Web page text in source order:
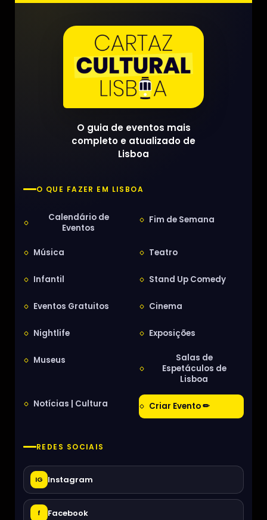
O guia de eventos mais
completo e atualizado de
Lisboa
O QUE FAZER EM LISBOA
Calendário de
Eventos
Fim de Semana
Música Teatro
Infantil Stand Up Comedy
Eventos Gratuitos Cinema
Nightlife Exposições
Museus
Salas de
Espetáculos de
Lisboa
Notícias | Cultura Criar Evento ✏
REDES SOCIAIS
IG Instagram
f Facebook